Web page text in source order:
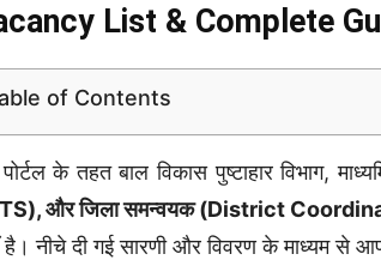
List & Complete
of Contents
के तहत बाल विकास पुष्टाहार विभाग,
और जिला समन्वयक (District
है। नीचे दी गई सारणी और विवरण के माध्यम से